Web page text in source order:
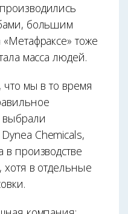
большим
тоже
масса людей.
что мы в то время
Chemicals,
производстве
в отдельные